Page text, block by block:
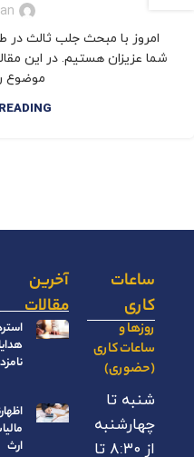
امروز با مبحث جلب ثالث
شما عزیزان هستیم. در این
موضوع
ساعات
کاری
روزها و
ساعات کاری
(حضوری)
شنبه تا
چهارشنبه
از ۸:۳۰ تا
آخرین
مقالات
هدایای
نامزدی
ارث